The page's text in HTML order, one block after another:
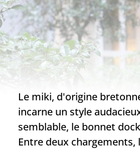
Le miki, d'origine
incarne un style
semblable, le bonnet
Entre deux